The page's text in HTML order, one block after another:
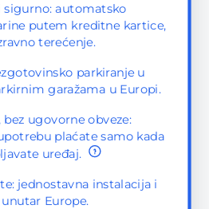
sigurno: automatsko
putem kreditne kartice,
terećenje.
parkiranje u
garažama u Europi.
ugovorne obveze:
plaćate samo kada
uređaj.
jednostavna instalacija i
Europe.